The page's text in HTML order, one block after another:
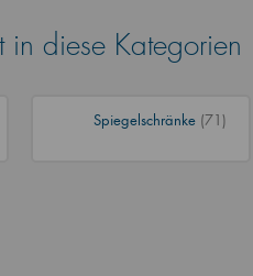
in diese Kategorien
Spiegelschränke (71)